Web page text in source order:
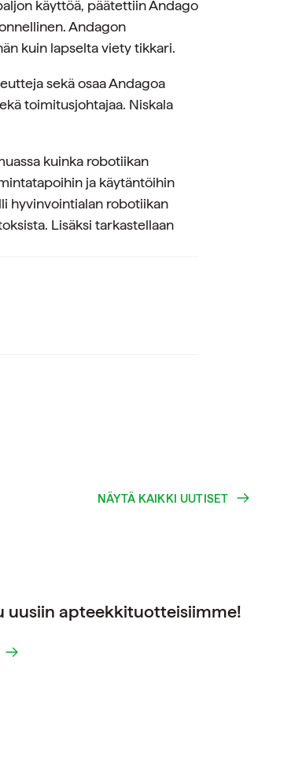
käyttöä, päätettiin Andago
Andagon
kuin lapselta viety tikkari.
sekä osaa Andagoa
toimitusjohtajaa. Niskala
kuinka robotiikan
ja käytäntöihin
hyvinvointialan robotiikan
Lisäksi tarkastellaan
NÄYTÄ KAIKKI UUTISET
uusiin apteekkituotteisiimme!